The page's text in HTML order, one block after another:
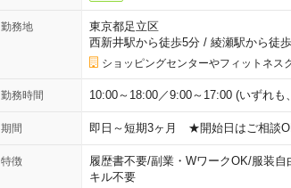
勤務地
東京都足立区
西新井駅から徒歩5分/ 綾瀬駅から徒
ショッピングセンターやフィットネス
勤務時間 10:00～18:00／9:00～17:00 (いずれも
期間 即日～短期3ヶ月 ★開始日はご相談
特徴 履歴書不要/副業・WワークOK/服装自
キル不要